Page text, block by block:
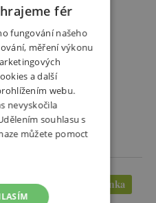
hru
a sociální dovednosti
Novinka
fér
fungování našeho
měření výkonu
a další
webu.
nevyskočila
souhlasu s
můžete pomoct